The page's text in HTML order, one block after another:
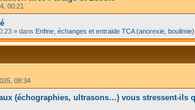
00:21
» dans Enfine, échanges et entraide TCA (anorexie, boulimie)
08:34
(échographies, ultrasons…) vous stressent-ils